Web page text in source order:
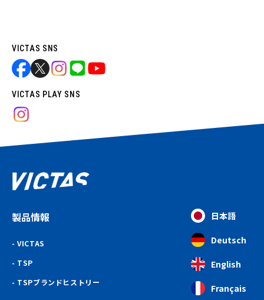
VICTAS SNS
VICTAS PLAY SNS
製品情報
VICTAS
TSP
TSPブランドヒストリー
日本語
Deutsch
English
Français